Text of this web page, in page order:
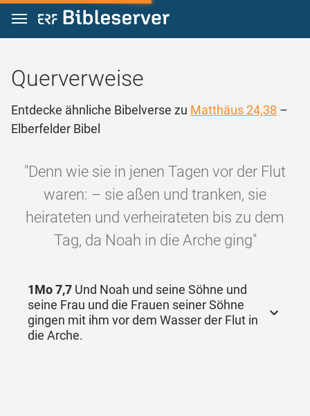
Zum Inhalt springen
Querverweise
Entdecke ähnliche Bibelverse zu Matthäus 24,38 –
Elberfelder Bibel
"Denn wie sie in jenen Tagen vor der Flut
waren: – sie aßen und tranken, sie
heirateten und verheirateten bis zu dem
Tag, da Noah in die Arche ging"
1Mo 7,7 Und Noah und seine Söhne und
seine Frau und die Frauen seiner Söhne
gingen mit ihm vor dem Wasser der Flut in
die Arche.